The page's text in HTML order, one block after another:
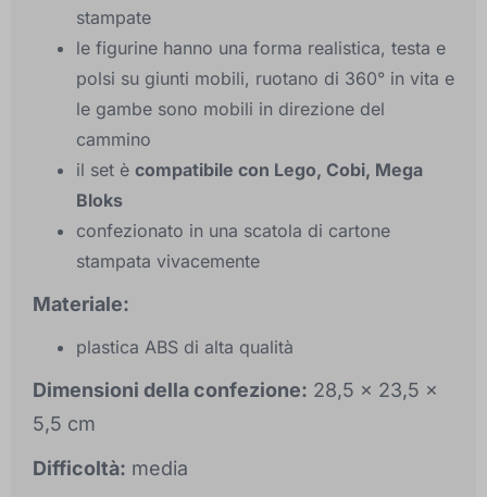
stampate
le figurine hanno una forma realistica, testa e
polsi su giunti mobili, ruotano di 360° in vita e
le gambe sono mobili in direzione del
cammino
il set è compatibile con Lego, Cobi, Mega
Bloks
confezionato in una scatola di cartone
stampata vivacemente
Materiale:
plastica ABS di alta qualità
Dimensioni della confezione: 28,5 x 23,5 x
5,5 cm
Difficoltà: media